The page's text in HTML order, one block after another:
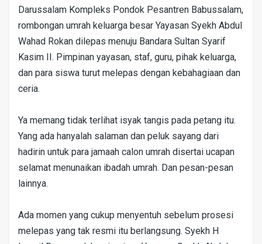
Darussalam Kompleks Pondok Pesantren Babussalam,
rombongan umrah keluarga besar Yayasan Syekh Abdul
Wahad Rokan dilepas menuju Bandara Sultan Syarif
Kasim II. Pimpinan yayasan, staf, guru, pihak keluarga,
dan para siswa turut melepas dengan kebahagiaan dan
ceria.
Ya memang tidak terlihat isyak tangis pada petang itu.
Yang ada hanyalah salaman dan peluk sayang dari
hadirin untuk para jamaah calon umrah disertai ucapan
selamat menunaikan ibadah umrah. Dan pesan-pesan
lainnya.
Ada momen yang cukup menyentuh sebelum prosesi
melepas yang tak resmi itu berlangsung. Syekh H